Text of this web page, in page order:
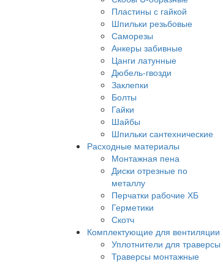
Пластины с гайкой
Шпильки резьбовые
Саморезы
Анкеры забивные
Цанги латунные
Дюбель-гвозди
Заклепки
Болты
Гайки
Шайбы
Шпильки сантехнические
Расходные материалы
Монтажная пена
Диски отрезные по
металлу
Перчатки рабочие ХБ
Герметики
Скотч
Комплектующие для вентиляции
Уплотнители для траверсы
Траверсы монтажные